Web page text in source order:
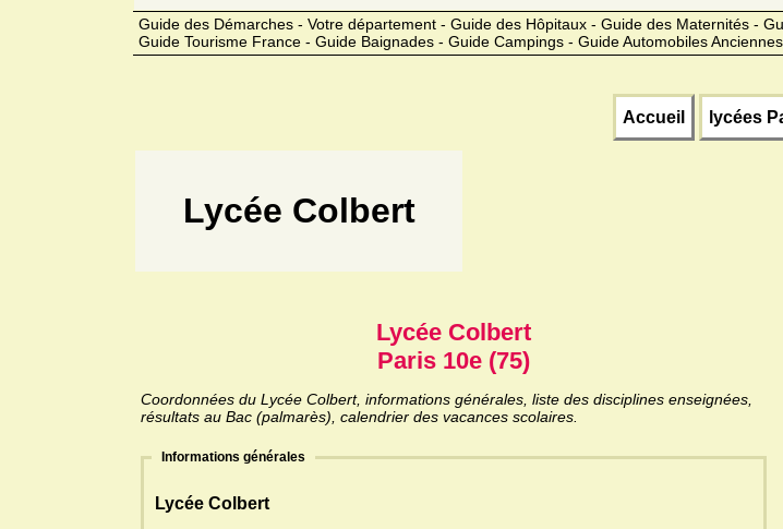
Guide des Démarches - Votre département - Guide des Hôpitaux - Guide des Maternités -
Guide Tourisme France - Guide Baignades - Guide Campings - Guide Automobiles
Accueil lycées
Lycée Colbert
Lycée Colbert
Paris 10e (75)
Coordonnées du Lycée Colbert, informations générales, liste des disciplines enseignées,
résultats au Bac (palmarès), calendrier des vacances scolaires.
Informations générales
Lycée Colbert